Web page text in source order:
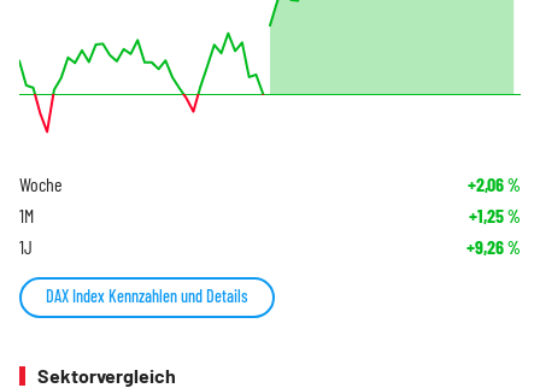
Woche +2,06%
1M +1,25%
1J +9,26%
DAX Index Kennzahlen und Details
Sektorvergleich